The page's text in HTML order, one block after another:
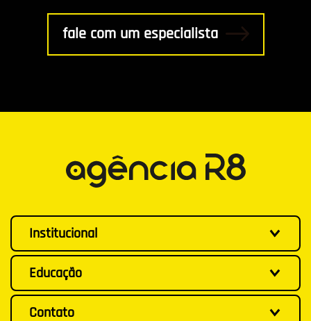
fale com um especialista
Institucional
Educação
Contato